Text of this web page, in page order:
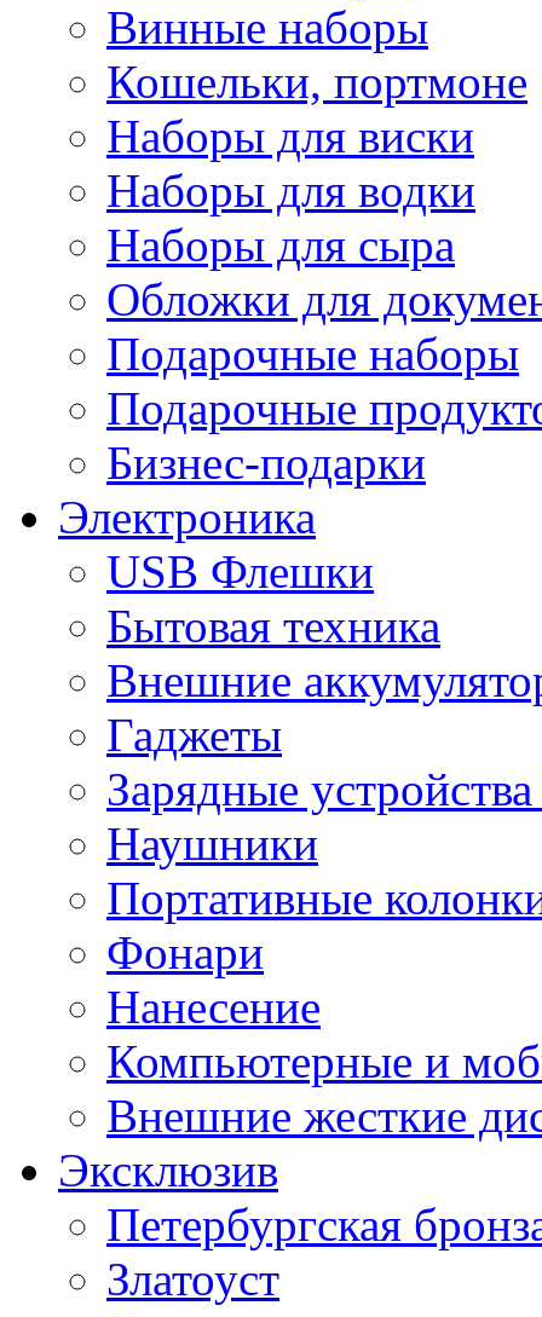
Винные наборы
Кошельки, портмоне
Наборы для виски
Наборы для водки
Наборы для сыра
Обложки для
Подарочные наборы
Подарочные
Бизнес-подарки
Электроника
USB Флешки
Бытовая техника
Внешние
Гаджеты
Зарядные
Наушники
Портативные
Фонари
Нанесение
Компьютерные и
Внешние жесткие
Эксклюзив
Петербургская
Златоуст